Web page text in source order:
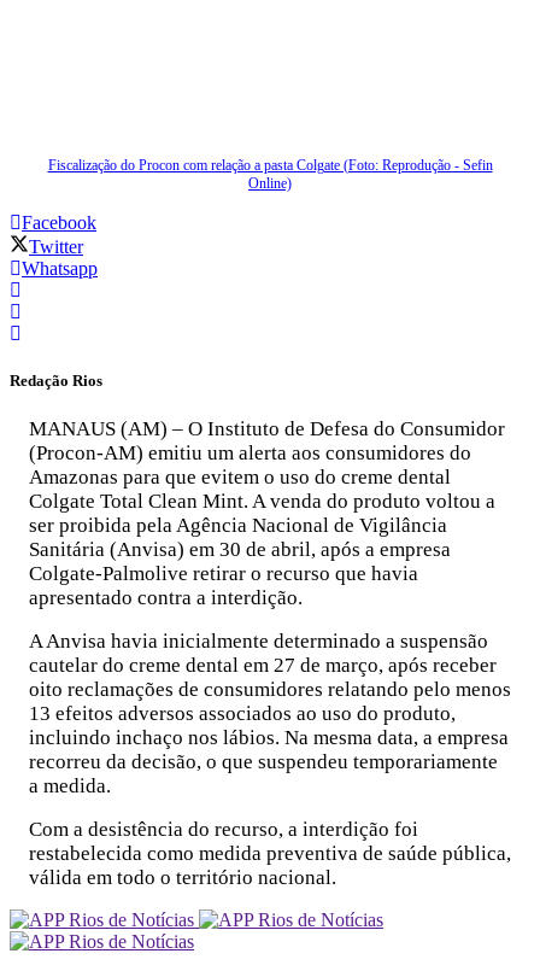
Fiscalização do Procon com relação a pasta Colgate (Foto: Reprodução - Sefin
Online)
Facebook
Twitter
Whatsapp
Redação Rios
MANAUS (AM) – O Instituto de Defesa do Consumidor
(Procon-AM) emitiu um alerta aos consumidores do
Amazonas para que evitem o uso do creme dental
Colgate Total Clean Mint. A venda do produto voltou a
ser proibida pela Agência Nacional de Vigilância
Sanitária (Anvisa) em 30 de abril, após a empresa
Colgate-Palmolive retirar o recurso que havia
apresentado contra a interdição.
A Anvisa havia inicialmente determinado a suspensão
cautelar do creme dental em 27 de março, após receber
oito reclamações de consumidores relatando pelo menos
13 efeitos adversos associados ao uso do produto,
incluindo inchaço nos lábios. Na mesma data, a empresa
recorreu da decisão, o que suspendeu temporariamente
a medida.
Com a desistência do recurso, a interdição foi
restabelecida como medida preventiva de saúde pública,
válida em todo o território nacional.